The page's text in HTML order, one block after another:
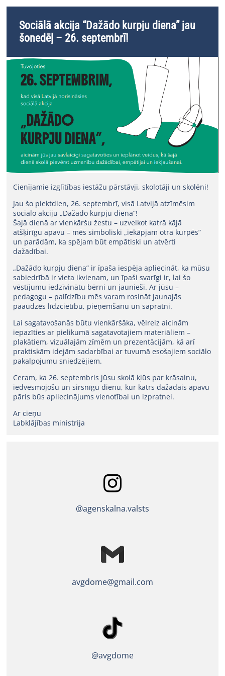
Sociālā akcija “Dažādo kurpju diena” jau
šonedēļ – 26. septembrī!
Cienījamie izglītības iestāžu pārstāvji, skolotāji un skolēni!
Jau šo piektdien, 26. septembrī, visā Latvijā atzīmēsim
sociālo akciju „Dažādo kurpju diena”!
Šajā dienā ar vienkāršu žestu – uzvelkot katrā kājā
atšķirīgu apavu – mēs simboliski „iekāpjam otra kurpēs”
un parādām, ka spējam būt empātiski un atvērti
dažādībai.
„Dažādo kurpju diena” ir īpaša iespēja apliecināt, ka mūsu
sabiedrībā ir vieta ikvienam, un īpaši svarīgi ir, lai šo
vēstījumu iedzīvinātu bērni un jaunieši. Ar jūsu –
pedagogu – palīdzību mēs varam rosināt jaunajās
paaudzēs līdzcietību, pieņemšanu un sapratni.
Lai sagatavošanās būtu vienkāršāka, vēlreiz aicinām
iepazīties ar pielikumā sagatavotajiem materiāliem –
plakātiem, vizuālajām zīmēm un prezentācijām, kā arī
praktiskām idejām sadarbībai ar tuvumā esošajiem sociālo
pakalpojumu sniedzējiem.
Ceram, ka 26. septembris jūsu skolā kļūs par krāsainu,
iedvesmojošu un sirsnīgu dienu, kur katrs dažādais apavu
pāris būs apliecinājums vienotībai un izpratnei.
Ar cieņu
Labklājības ministrija
@agenskalna.valsts
avgdome@gmail.com
@avgdome